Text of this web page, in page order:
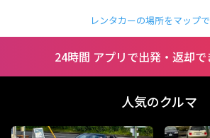
レンタカーの場所をマップ
24時間 アプリで出発・返却
人気のクルマ